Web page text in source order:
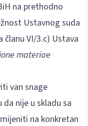
na prethodno
Ustavnog suda
članu VI/3.c) Ustava
materiae
van snage
nije u skladu sa
na konkretan